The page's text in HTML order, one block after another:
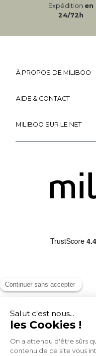
Expédition en
24/72h
À PROPOS DE MILIBOO
AIDE & CONTACT
MILIBOO SUR LE NET